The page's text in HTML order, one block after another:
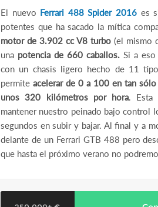
El nuevo Ferrari 488 Spider 2016 es
potentes que ha sacado la mítica
motor de 3.902 cc V8 turbo (el mismo
una potencia de 660 caballos.Si a eso
con un chasis ligero hecho de 11
permite acelerar de 0 a 100 en tan
unos 320 kilómetros por hora. Esta
mantener nuestro peinado bajo control
segundos en subir y bajar. Al final y a
delante de un Ferrari GTB 488 pero
que hasta el próximo verano no